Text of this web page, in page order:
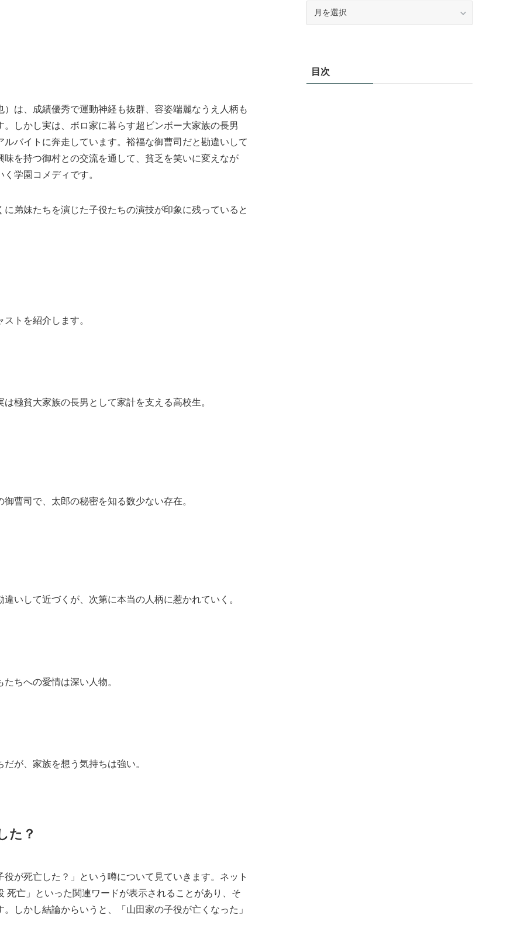
は、成績優秀で運動神経も抜群、容姿端麗なうえ人柄も
しかし実は、ボロ家に暮らす超ビンボー大家族の長男
バイトに奔走しています。裕福な御曹司だと勘違いして
を持つ御村との交流を通して、貧乏を笑いに変えなが
学園コメディです。
弟妹たちを演じた子役たちの演技が印象に残っていると
トを紹介します。
極貧大家族の長男として家計を支える高校生。
曹司で、太郎の秘密を知る数少ない存在。
いして近づくが、次第に本当の人柄に惹かれていく。
ちへの愛情は深い人物。
が、家族を想う気持ちは強い。
た？
が死亡した？」という噂について見ていきます。ネット
死亡」といった関連ワードが表示されることがあり、そ
しかし結論からいうと、「山田家の子役が亡くなった」
目次